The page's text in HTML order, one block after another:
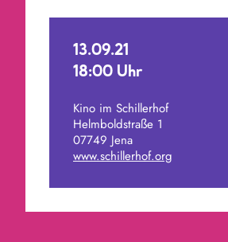
13.09.21
18:00 Uhr
Kino im Schillerhof
Helmboldstraße 1
07749 Jena
www.schillerhof.org